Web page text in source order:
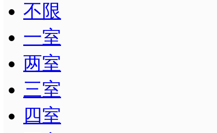
不限
一室
两室
三室
四室